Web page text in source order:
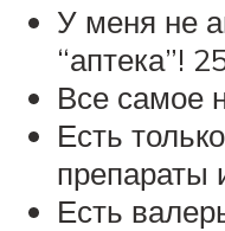
У меня не
“аптека”!
Все самое
Есть
препараты
Есть